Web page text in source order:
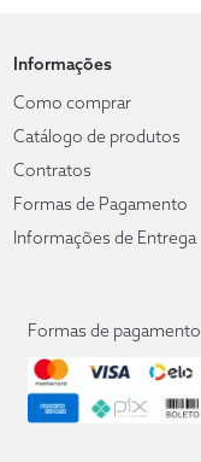
Informações
Como comprar
Catálogo de produtos
Contratos
Formas de Pagamento
Informações de Entrega
Formas de pagamento